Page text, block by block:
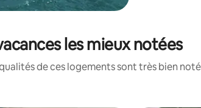
les mieux notées
de ces logements sont très bien